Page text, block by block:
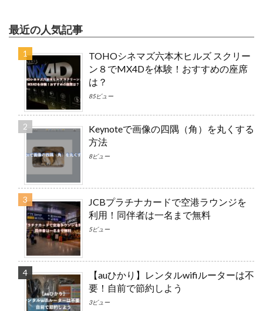
最近の人気記事
TOHOシネマズ六本木ヒルズ スクリー
ン８でMX4Dを体験！おすすめの座席
は？
85ビュー
Keynoteで画像の四隅（角）を丸くする
方法
8ビュー
JCBプラチナカードで空港ラウンジを
利用！同伴者は一名まで無料
5ビュー
【auひかり】レンタルwifiルーターは不
要！自前で節約しよう
3ビュー